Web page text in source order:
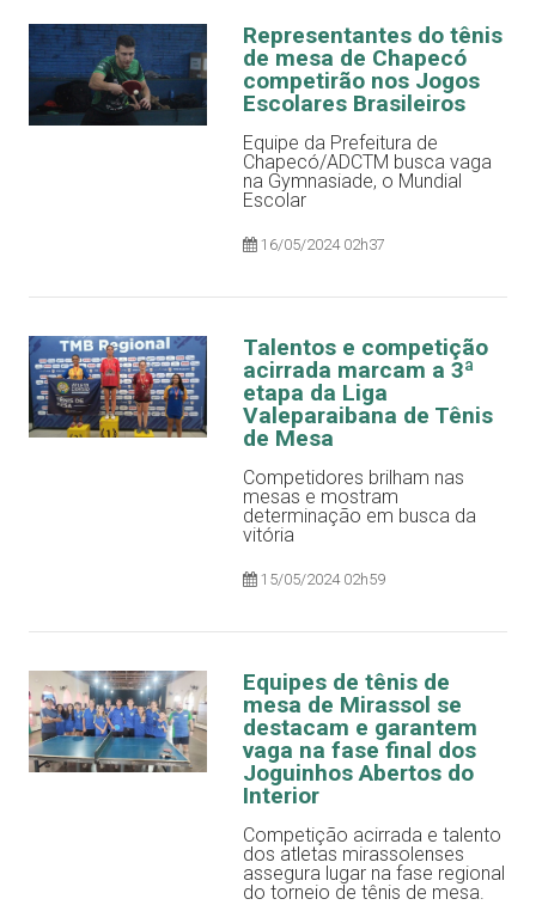
Representantes do tênis
de mesa de Chapecó
competirão nos Jogos
Escolares Brasileiros
Equipe da Prefeitura de
Chapecó/ADCTM busca vaga
na Gymnasiade, o Mundial
Escolar
16/05/2024 02h37
Talentos e competição
acirrada marcam a 3ª
etapa da Liga
Valeparaibana de Tênis
de Mesa
Competidores brilham nas
mesas e mostram
determinação em busca da
vitória
15/05/2024 02h59
Equipes de tênis de
mesa de Mirassol se
destacam e garantem
vaga na fase final dos
Joguinhos Abertos do
Interior
Competição acirrada e talento
dos atletas mirassolenses
assegura lugar na fase regional
do torneio de tênis de mesa.